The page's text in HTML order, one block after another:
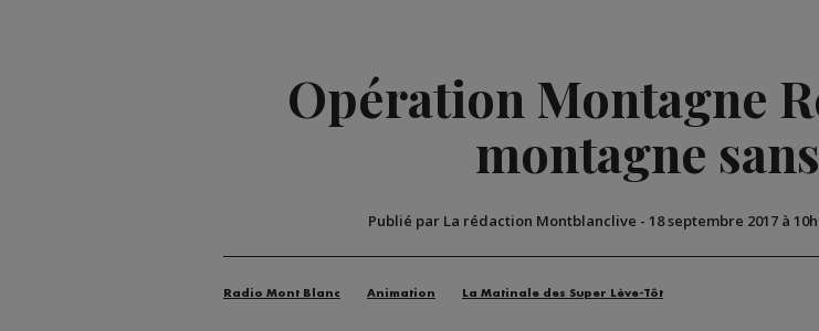
Opération Montagne
montagne
Publié par La rédaction Montblanclive - 18 septembre 2017 à
Radio Mont Blanc Animation La Matinale des Super Lève-Tôt